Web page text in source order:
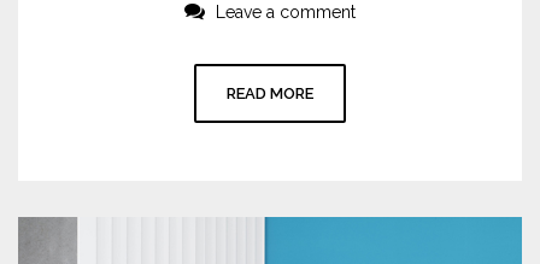
Leave a comment
READ MORE